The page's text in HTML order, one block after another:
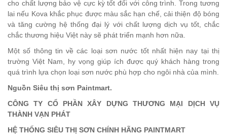
cho chất lượng bảo vệ cực kỳ tốt đối với công trình. Trong tương
lai nếu Kova khắc phục được màu sắc hạn chế, cải thiện độ bóng
và tăng cường hệ thống đại lý với chất lượng dịch vụ tốt, chắc
chắc thương hiệu Việt này sẽ phát triển mạnh hơn nữa.
Một số thông tin về các loại sơn nước tốt nhất hiện nay tại thị
trường Việt Nam, hy vọng giúp ích được quý khách hàng trong
quá trình lựa chọn loại sơn nước phù hợp cho ngôi nhà của mình.
Nguồn Siêu thị sơn Paintmart.
CÔNG TY CỔ PHẦN XÂY DỰNG THƯƠNG MẠI DỊCH VỤ
THÀNH VẠN PHÁT
HỆ THỐNG SIÊU THỊ SƠN CHÍNH HÃNG PAINTMART